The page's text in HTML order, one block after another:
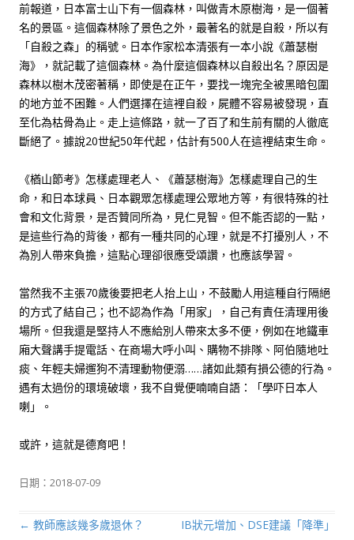
前報道，日本富士山下有一個森林，叫做青木原樹海，是一個著
名的景區。這個森林除了景色之外，最著名的就是自殺，所以有
「自殺之森」的稱號。日本作家松本清張有一本小說《蕭瑟樹
海》，就記載了這個森林。為什麼這個森林以自殺出名？原因是
森林以樹木茂密著稱，即使是在正午，要找一塊完全被黑暗包圍
的地方並不困難。人們選擇在這裡自殺，屍體不容易被發現，直
至化為枯骨為止。走上這條路，就一了百了和生前有關的人徹底
斷絕了。據說20世紀50年代起，估計有500人在這裡結束生命。
《楢山節考》怎樣處理老人、《蕭瑟樹海》怎樣處理自己的生
命，和日本球員、日本觀眾怎樣處理公眾地方等，有很特殊的社
會和文化背景，是否贊同所為，見仁見智。但不能否認的一點，
是這些行為的背後，都有一種共同的心理，就是不打擾別人，不
為別人帶來負擔，這點心理卻很應受頌讚，也應該學習。
當然我不主張70歲後要把老人抬上山，不鼓勵人用這種自行隔絕
的方式了結自己；也不認為作為「用家」，自己有責任清理用後
場所。但我還是堅持人不應給別人帶來太多不便，例如在地鐵車
廂大聲講手提電話、在商場大呼小叫、購物不排隊、阿伯隨地吐
痰、年輕夫婦遛狗不清理動物便溺……諸如此類有損公德的行為。
遇有太過份的環境破壞，我不自覺便喃喃自語：「學吓日本人
喇」。
或許，這就是德育吧！
日期： 2018-07-09
← 教師應該幾多歲退休？
IB狀元增加、DSE建議「降準」